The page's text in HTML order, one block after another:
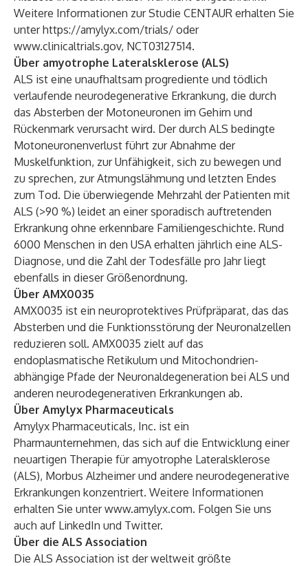
Weitere Informationen zur Studie CENTAUR erhalten Sie
unterhttps://amylyx.com/trials/ oder
www.clinicaltrials.gov, NCT03127514.
Über amyotrophe Lateralsklerose (ALS)
ALS ist eine unaufhaltsam progrediente und tödlich
verlaufende neurodegenerative Erkrankung, die durch
das Absterben der Motoneuronen im Gehirn und
Rückenmark verursacht wird. Der durch ALS bedingte
Motoneuronenverlust führt zur Abnahme der
Muskelfunktion, zur Unfähigkeit, sich zu bewegen und
zu sprechen, zur Atmungslähmung und letzten Endes
zum Tod. Die überwiegende Mehrzahl der Patienten mit
ALS (>90 %) leidet an einer sporadisch auftretenden
Erkrankung ohne erkennbare Familiengeschichte. Rund
6000 Menschen in den USA erhalten jährlich eine ALS-
Diagnose, und die Zahl der Todesfälle pro Jahr liegt
ebenfalls in dieser Größenordnung.
Über AMX0035
AMX0035 ist ein neuroprotektives Prüfpräparat, das das
Absterben und die Funktionsstörung der Neuronalzellen
reduzieren soll. AMX0035 zielt auf das
endoplasmatische Retikulum und Mitochondrien-
abhängige Pfade der Neuronaldegeneration bei ALS und
anderen neurodegenerativen Erkrankungen ab.
Über Amylyx Pharmaceuticals
Amylyx Pharmaceuticals, Inc. ist ein
Pharmaunternehmen, das sich auf die Entwicklung einer
neuartigen Therapie für amyotrophe Lateralsklerose
(ALS), Morbus Alzheimer und andere neurodegenerative
Erkrankungen konzentriert. Weitere Informationen
erhalten Sie unterwww.amylyx.com. Folgen Sie uns
auch auf LinkedIn und Twitter.
Über die ALS Association
Die ALS Association ist der weltweit größte